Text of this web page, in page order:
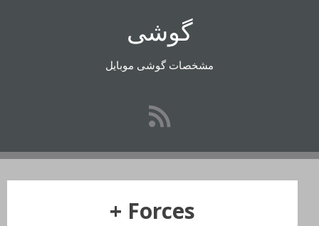
گوشی
مشخصات گوشی موبایل
Forces +